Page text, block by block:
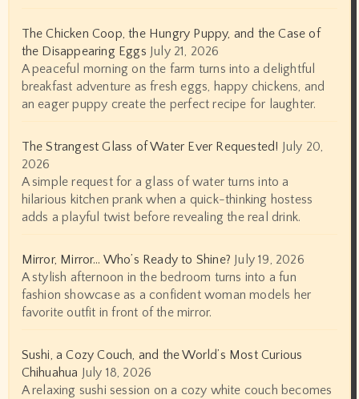
The Chicken Coop, the Hungry Puppy, and the Case of
the Disappearing Eggs July 21, 2026
A peaceful morning on the farm turns into a delightful
breakfast adventure as fresh eggs, happy chickens, and
an eager puppy create the perfect recipe for laughter.
The Strangest Glass of Water Ever Requested! July 20,
2026
A simple request for a glass of water turns into a
hilarious kitchen prank when a quick-thinking hostess
adds a playful twist before revealing the real drink.
Mirror, Mirror… Who’s Ready to Shine? July 19, 2026
A stylish afternoon in the bedroom turns into a fun
fashion showcase as a confident woman models her
favorite outfit in front of the mirror.
Sushi, a Cozy Couch, and the World’s Most Curious
Chihuahua July 18, 2026
A relaxing sushi session on a cozy white couch becomes